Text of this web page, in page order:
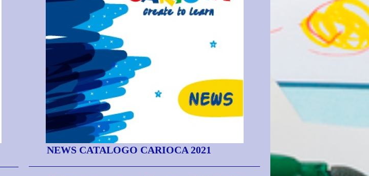
NEWS CATALOGO CARIOCA 2021